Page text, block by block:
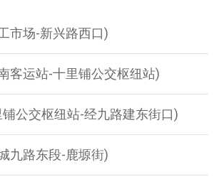
市场-新兴路西口)
客运站-十里铺公交枢纽站)
公交枢纽站-经九路建东街口)
九路东段-鹿塬街)